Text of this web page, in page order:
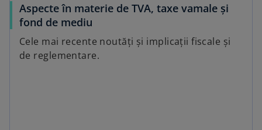
Aspecte în materie de TVA, taxe vamale și
fond de mediu
Cele mai recente noutăți și implicații fiscale și
de reglementare.